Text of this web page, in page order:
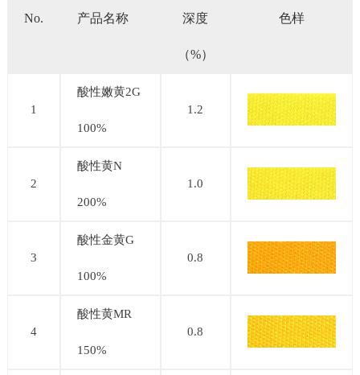
No. 产品名称 深度
（%）
色样
1
酸性嫩黄2G
100%
1.2
2
酸性黄N
200%
1.0
3
酸性金黄G
100%
0.8
4
酸性黄MR
150%
0.8